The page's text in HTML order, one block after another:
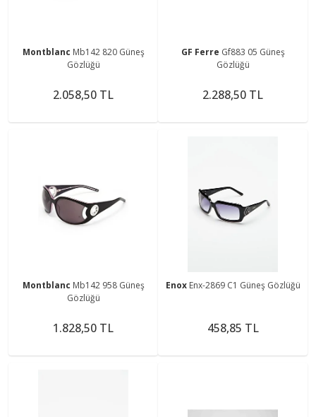
Montblanc Mb142 820 Güneş
Gözlüğü
2.058,50 TL
GF Ferre Gf883 05 Güneş
Gözlüğü
2.288,50 TL
Montblanc Mb142 958 Güneş
Gözlüğü
1.828,50 TL
Enox Enx-2869 C1 Güneş Gözlüğü
458,85 TL